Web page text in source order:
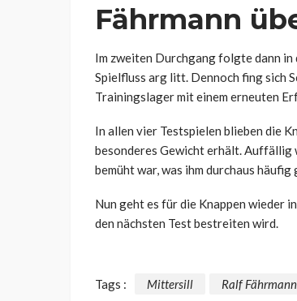
Fährmann
Im zweiten Durchgang folgte dann
Spielfluss arg litt. Dennoch fing sich
Trainingslager mit einem erneuten
In allen vier Testspielen blieben die
besonderes Gewicht erhält. Auffällig
bemüht war, was ihm durchaus häufig
Nun geht es für die Knappen wieder
den nächsten Test bestreiten wird.
Tags : Mittersill Ralf Fährmann